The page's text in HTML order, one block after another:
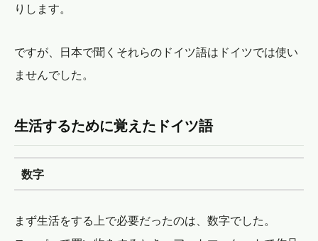
りします。
ですが、日本で聞くそれらのドイツ語はドイツでは使い
ませんでした。
生活するために覚えたドイツ語
数字
まず生活をする上で必要だったのは、数字でした。